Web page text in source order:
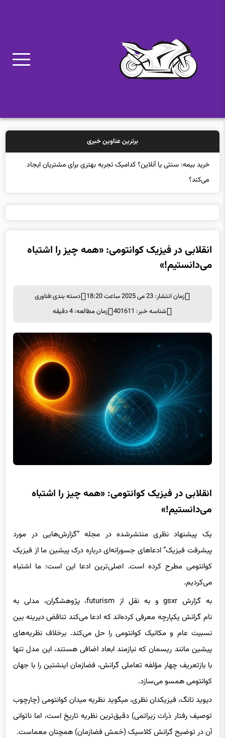
برترین عناوین خبری
خری
می‌دانستیم!»
شناسه خبر: 401611
زمان مطالعه: 4 دقیقه
می‌دانستیم!»
پیشرفت فیزیک” ادعاهای جسورانه‌ای درباره درک پیشین ما از فیزیک
کوانتومی مطرح کرده است. اصلی‌ترین ادعا این است: ما اشتباه
می‌کردیم.
نام گرانش یکپارچه معرفی کرده‌اند که ادعا می‌کند تناقض دیرینه بین
نسبیت عام و مکانیک کوانتومی را حل می‌کند. برخلاف نظریه‌های
پیشین مانند ریسمان که نیازمند ابعاد اضافی هستند، این مدل تنها
با بازتعریف چهار مؤلفه تعاملی گرانش، فضازمان اینشتین را با جهان
کوانتومی همسو می‌سازد.
دیوید تانگ، فیزیکدان نظری، میگوید نظریه میدان کوانتومی (چارچوب
توصیف رفتار ذرات زیراتمی) دقیق‌ترین نظریه تاریخ است، اما ناتوانی
آن در توضیح گرانش کلاسیک (خمش فضازمان) همچنان معماست.